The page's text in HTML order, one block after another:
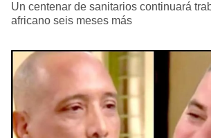
Un centenar de sanitarios continuará
africano seis meses más